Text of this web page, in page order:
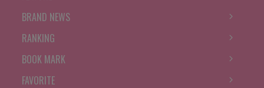
BRAND NEWS
RANKING
BOOK MARK
FAVORITE